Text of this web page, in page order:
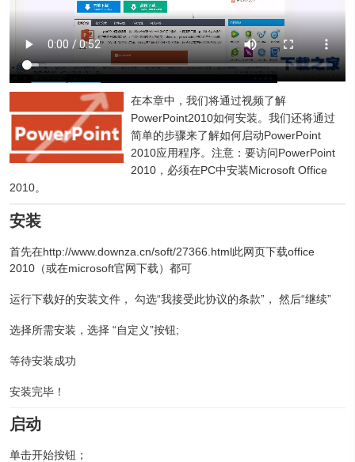
​在本章中，我们将通过视频了解
PowerPoint2010如何安装。我们还将通过
简单的步骤来了解如何启动PowerPoint
2010应用程序。注意：要访问PowerPoint
2010，必须在PC中安装Microsoft Office
2010。
安装
首先在http://www.downza.cn/soft/27366.html此网页下载office
2010（或在microsoft官网下载）都可
运行下载好的安装文件， 勾选“我接受此协议的条款”， 然后“继续”
选择所需安装，选择 “自定义”按钮;
等待安装成功
安装完毕！
启动
单击开始按钮；